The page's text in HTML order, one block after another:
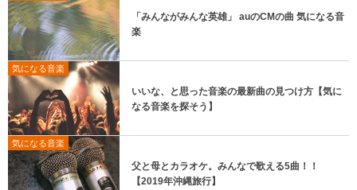
「みんながみんな英雄」 auのCMの曲 気になる音
楽
気になる音楽
いいな、と思った音楽の最新曲の見つけ方【気に
なる音楽を探そう】
気になる音楽
父と母とカラオケ。みんなで歌える5曲！！
【2019年沖縄旅行】